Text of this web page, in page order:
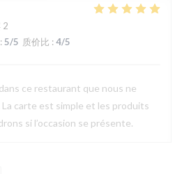
2
: 5/5 质价比 : 4/5
ce restaurant que nous ne
carte est simple et les produits
si l’occasion se présente.